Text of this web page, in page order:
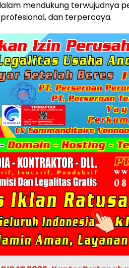
mendukung terwujudnya
dan terpercaya.